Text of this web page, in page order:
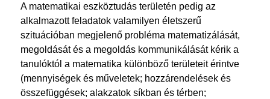
A matematikai eszköztudás területén pedig az
alkalmazott feladatok valamilyen életszerű
szituációban megjelenő probléma matematizálását,
megoldását és a megoldás kommunikálását kérik a
tanulóktól a matematika különböző területeit érintve
(mennyiségek és műveletek; hozzárendelések és
összefüggések; alakzatok síkban és térben;